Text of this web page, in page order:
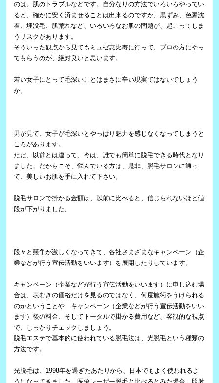
のは、肌のトラブルなどです。自分なりの方法でいろいろやってい
ると、確かに安く済ませることは出来るのですが、黒ずみ、色素沈
着、埋没毛、肌荒れなど、いろいろなお肌の問題が、起こってしま
うリスクがあります。
そういった観点から見てもミュゼ恵比寿に行って、プロの方にやっ
てもらうのが、絶対良いと思います。
若い女子にとって毛深いことはまさに辛い現実ではないでしょう
か。
男が見て、女子が毛深いとやっぱり魅力を感じなくなってしまうと
ころがあります。
ただ、以前とは違って、今は、誰でも簡単に脱毛できる時代となり
ました。だからこそ、悩んでいる方は、是非、脱毛サロンに通っ
て、美しいお肌を手に入れて下さい。
脱毛サロンで掛かる金額は、以前に比べると、信じられないほど値
段が下がりました。
段々と競争が激しくなってきて、各社さまざまなキャンペーン（企
業などが行う宣伝活動をいいます）を展開したりしています。
キャンペーン（企業などが行う宣伝活動をいいます）に申し込む場
合は、表むきの価格だけを見るのではなく、何度施術をうけられる
のかということや、キャンペーン（企業などが行う宣伝活動をいい
ます）後の料金、そしてトータルで掛かる費用など、客観的な視点
で、しっかりチェックしましょう。
脱毛エステで基本的に使われている脱毛法は、光脱毛という種類の
方法です。
光脱毛は、1998年を過ぎたあたりから、日本でもよく使われるよ
うになってきました。医療レーザー脱毛と比べるとみた場合、照射